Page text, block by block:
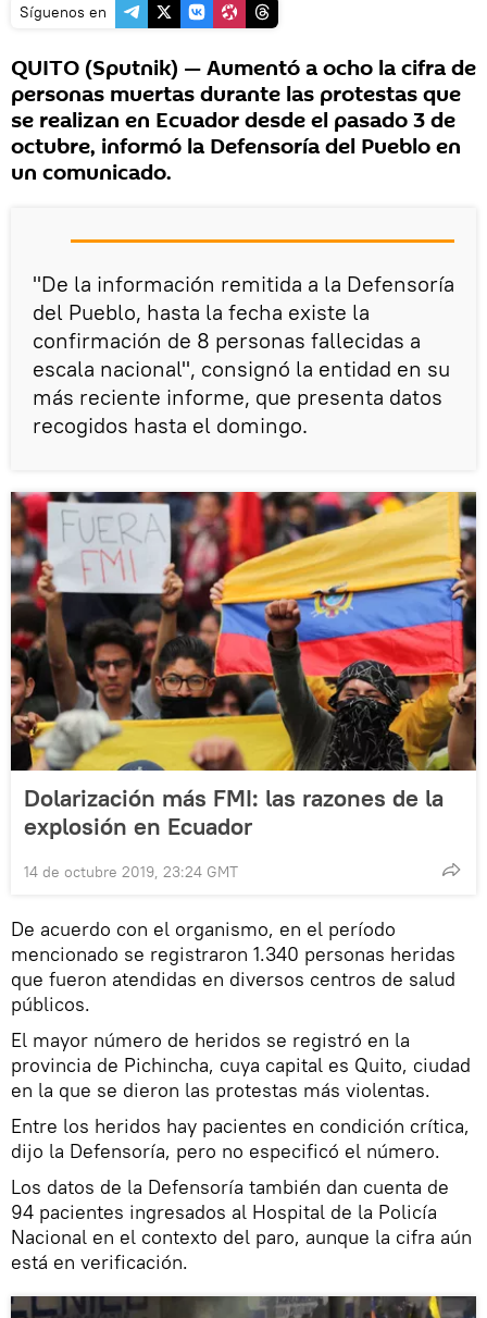
Síguenos en
QUITO (Sputnik) — Aumentó a ocho la cifra de
personas muertas durante las protestas que
se realizan en Ecuador desde el pasado 3 de
octubre, informó la Defensoría del Pueblo en
un comunicado.
"De la información remitida a la Defensoría
del Pueblo, hasta la fecha existe la
confirmación de 8 personas fallecidas a
escala nacional", consignó la entidad en su
más reciente informe, que presenta datos
recogidos hasta el domingo.
Dolarización más FMI: las razones de la
explosión en Ecuador
14 de octubre 2019, 23:24 GMT
De acuerdo con el organismo, en el período
mencionado se registraron 1.340 personas heridas
que fueron atendidas en diversos centros de salud
públicos.
El mayor número de heridos se registró en la
provincia de Pichincha, cuya capital es Quito, ciudad
en la que se dieron las protestas más violentas.
Entre los heridos hay pacientes en condición crítica,
dijo la Defensoría, pero no especificó el número.
Los datos de la Defensoría también dan cuenta de
94 pacientes ingresados al Hospital de la Policía
Nacional en el contexto del paro, aunque la cifra aún
está en verificación.